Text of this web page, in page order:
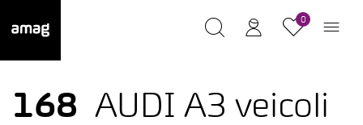
0
168 AUDI A3 veicoli